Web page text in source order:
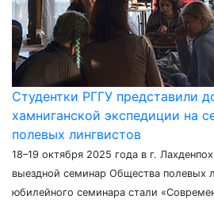
Студентки РГГУ представили
хамниганской экспедиции на
полевых лингвистов
18–19 октября 2025 года в г.
выездной семинар Общества полевых
юбилейного семинара стали